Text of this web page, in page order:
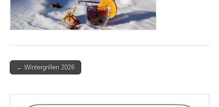
Post← Wintergrillen 2026